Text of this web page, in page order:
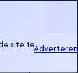
Adverteren
site te